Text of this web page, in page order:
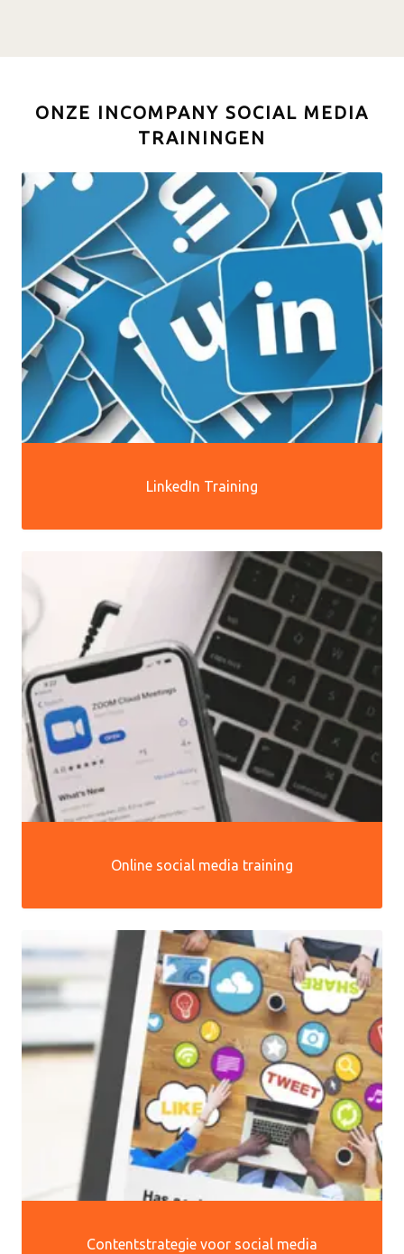
ONZE INCOMPANY SOCIAL MEDIA
TRAININGEN
LinkedIn Training
Online social media training
Contentstrategie voor social media